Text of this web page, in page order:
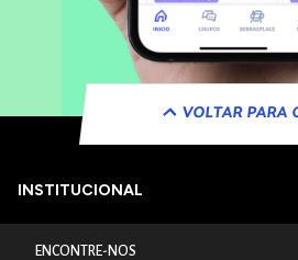
VOLTAR PARA
INSTITUCIONAL
ENCONTRE-NOS